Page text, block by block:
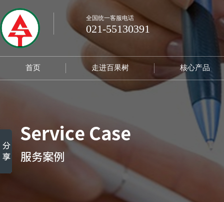
全国统一客服电话
021-55130391
首页 走进百果树 核心产品